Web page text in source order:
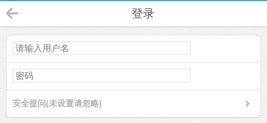
登录
安全提问(未设置请忽略)